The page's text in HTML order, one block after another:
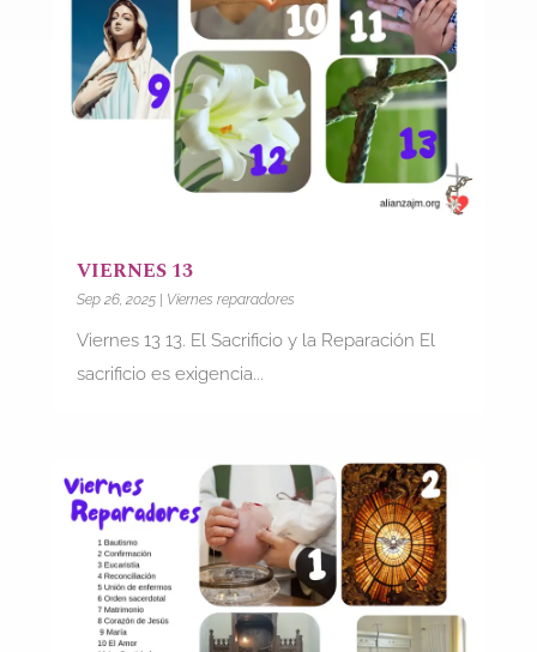
VIERNES 13
Sep 26, 2025| Viernes reparadores
Viernes 13 13. El Sacrificio y la Reparación El
sacrificio es exigencia...